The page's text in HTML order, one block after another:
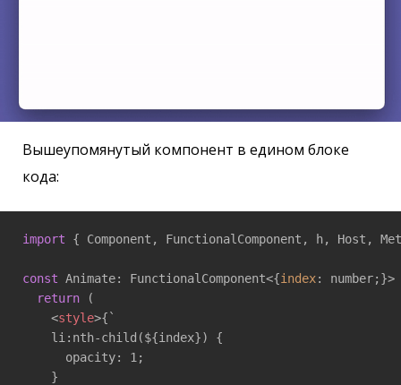
Вышеупомянутый компонент в едином блоке
кода:
import { Component, FunctionalComponent, h, Host,
const Animate: FunctionalComponent<{index:
return (
<style>{`
    li:nth-child(${index}) {
      opacity: 1;
    }